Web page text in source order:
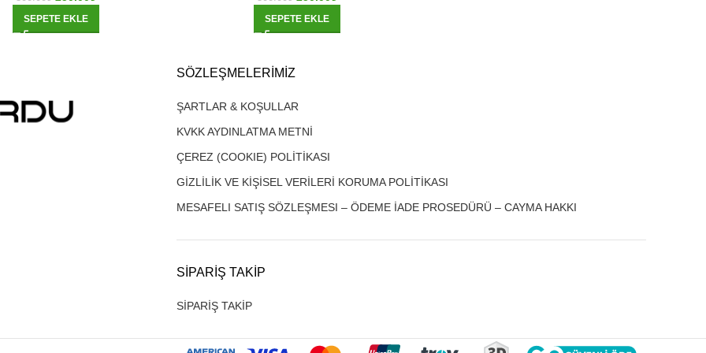
SEPETE EKLE SEPETE EKLE
SÖZLEŞMELERIMIZ
ŞARTLAR & KOŞULLAR
KVKK AYDINLATMA METNİ
ÇEREZ (COOKIE) POLİTİKASI
GİZLİLİK VE KİŞİSEL VERİLERİ KORUMA POLİTİKASI
MESAFELI SATIŞ SÖZLEŞMESI – ÖDEME İADE PROSEDÜRÜ – CAYMA HAKKI
SIPARIŞ TAKIP
SİPARİŞ TAKİP